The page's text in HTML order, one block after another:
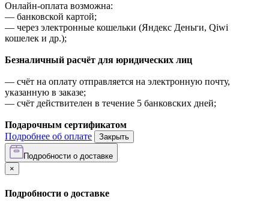
Онлайн-оплата возможна:
— банковской картой;
— через электронные кошельки (Яндекс Деньги, Qiwi
кошелек и др.);
Безналичный расчёт для юридических лиц
— счёт на оплату отправляется на электронную почту,
указанную в заказе;
— счёт действителен в течение 5 банковских дней;
Подарочным сертификатом
Подробнее об оплате
Закрыть
Подробности о доставке
×
Подробности о доставке